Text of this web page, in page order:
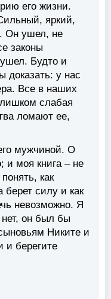
его жизни.
яркий,
Он ушел, не
законы
Будто и
доказать: у нас
Все в наших
слабая
ломают ее,
мужчиной. О
и моя книга – не
как
берет силу и как
невозможно. Я
он был бы
Никите и
и берегите